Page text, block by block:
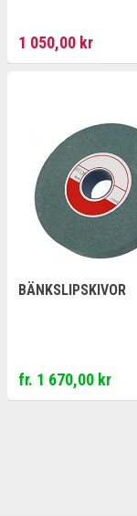
1 050,00 kr
BÄNKSLIPSKIVOR
fr. 1 670,00 kr